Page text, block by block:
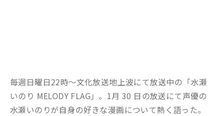
毎週日曜日22時～文化放送地上波にて放送中の「水瀬
いのり MELODY FLAG」。1月 30 日の放送にて声優の
水瀬いのりが自身の好きな漫画について熱く語った。